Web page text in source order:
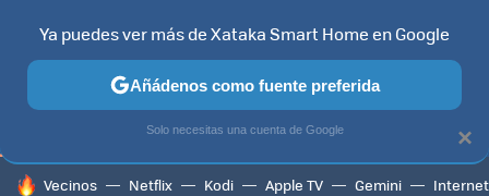
TELEVISORES CONTENIDOS SMART TV SELECCIÓN
HOY SE HABLA DE
Vecinos Netflix Kodi Apple TV Gemini Internet
×
Ya puedes ver más de Xataka Smart Home en Google
Añádenos como fuente preferida
Solo necesitas una cuenta de Google